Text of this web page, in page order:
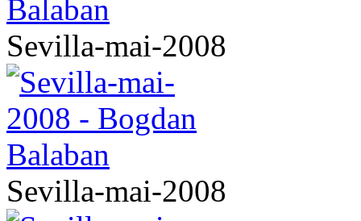
Sevilla-mai-2008
Sevilla-mai-2008